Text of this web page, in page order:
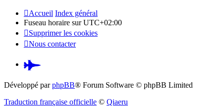
Accueil Index général
Fuseau horaire surUTC+02:00
Supprimer les cookies
Nous contacter
Pardus.at
(S’ouvre
Développé parphpBB® Forum Software © phpBB Limited
Traduction française officielle © Qiaeru